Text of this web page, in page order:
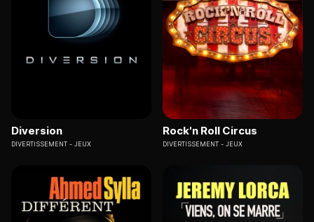
Diversion
DIVERTISSEMENT JEUX
Rock'n Roll Circus
DIVERTISSEMENT JEUX